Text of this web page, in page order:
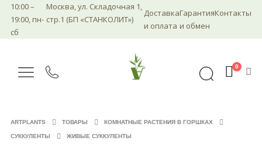
10:00 –
19:00, пн-
сб
Москва, ул. Складочная 1,
стр.1 (БП «СТАНКОЛИТ»)
Доставка
и оплата
Гарантия
и обмен
Контакты
0
ARTPLANTS ТОВАРЫ КОМНАТНЫЕ РАСТЕНИЯ В ГОРШКАХ
СУККУЛЕНТЫ ЖИВЫЕ СУККУЛЕНТЫ